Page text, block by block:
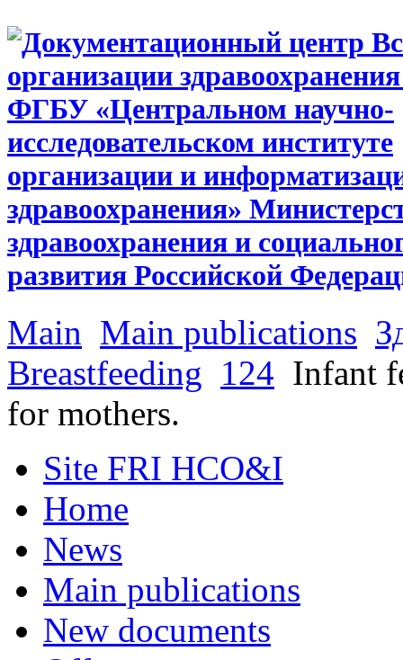
Main Main publications
Breastfeeding 124 Infant
for mothers.
Site FRI HCO&I
Home
News
Main publications
New documents